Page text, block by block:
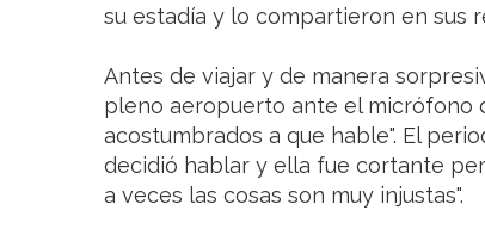
su estadía y lo compartieron en sus
Antes de viajar y de manera
pleno aeropuerto ante el micrófono
acostumbrados a que hable". El
decidió hablar y ella fue cortante
a veces las cosas son muy injustas".